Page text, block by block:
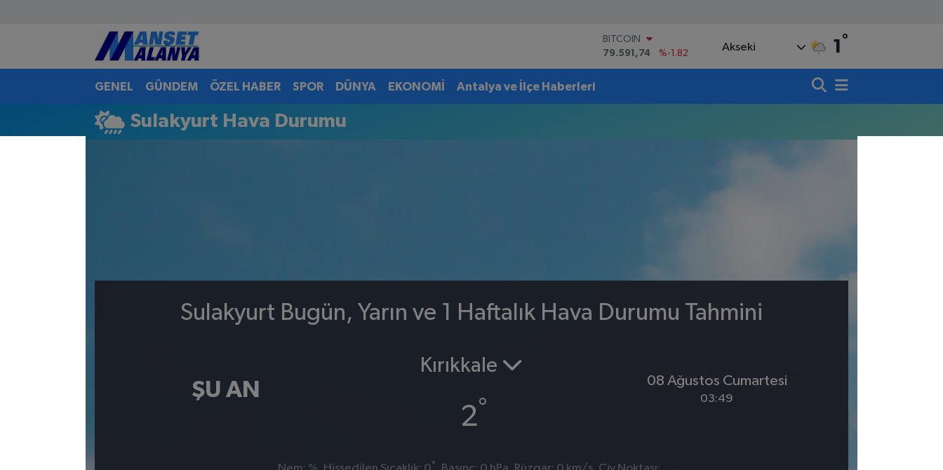
BITCOIN
79.591,74
%-1.82
DOLAR
Akseki 1 °
GENEL GÜNDEM ÖZEL HABER SPOR DÜNYA EKONOMİ Antalya ve İlçe Haberleri
Sulakyurt Hava Durumu
Sulakyurt Bugün, Yarın ve 1 Haftalık Hava Durumu Tahmini
ŞU AN
Kırıkkale
2°
08 Ağustos Cumartesi
03:49
°
Antalya Nöbetçi Eczaneler
Antalya Hava Durumu
Antalya Namaz Vakitleri